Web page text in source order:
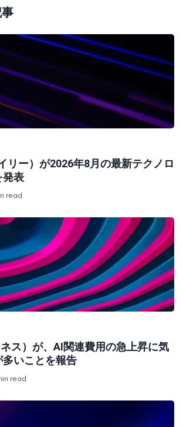
リー）が2026年8月の最新テクノロ
発表
read
ス）が、AI関連費用の急上昇に気
いことを報告
read